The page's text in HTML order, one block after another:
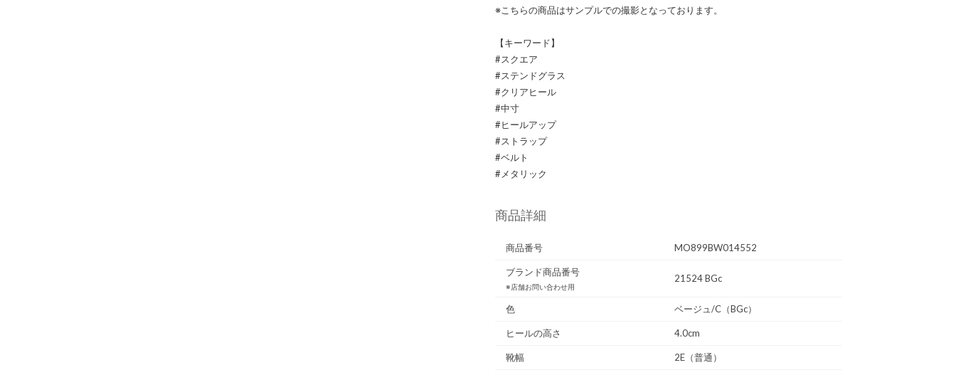
※こちらの商品はサンプルでの撮影となっております。
【キーワード】
#スクエア
#ステンドグラス
#クリアヒール
#中寸
#ヒールアップ
#ストラップ
#ベルト
#メタリック
商品詳細
商品番号 MO899BW014552
ブランド商品番号
※店舗お問い合わせ用
21524 BGc
色 ベージュ/C（BGc）
ヒールの高さ 4.0cm
靴幅 2E（普通）